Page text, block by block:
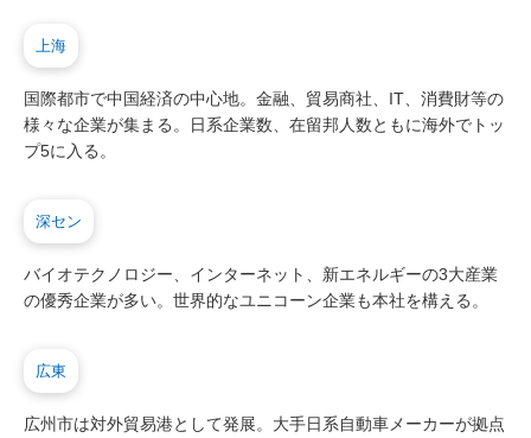
上海
国際都市で中国経済の中心地。金融、貿易商社、IT、消費財等の
様々な企業が集まる。日系企業数、在留邦人数ともに海外でトッ
プ5に入る。
深セン
バイオテクノロジー、インターネット、新エネルギーの3大産業
の優秀企業が多い。世界的なユニコーン企業も本社を構える。
広東
広州市は対外貿易港として発展。大手日系自動車メーカーが拠点